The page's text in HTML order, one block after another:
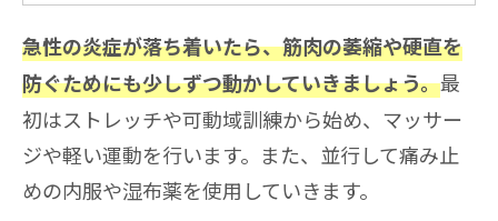
急性の炎症が落ち着いたら、筋肉の萎縮や硬直を
防ぐためにも少しずつ動かしていきましょう。最
初はストレッチや可動域訓練から始め、マッサー
ジや軽い運動を行います。また、並行して痛み止
めの内服や湿布薬を使用していきます。